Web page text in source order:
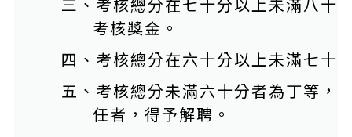
考核獎金。
四、考核總分在六十分以上未滿七十
五、考核總分未滿六十分者為丁等，
任者，得予解聘。